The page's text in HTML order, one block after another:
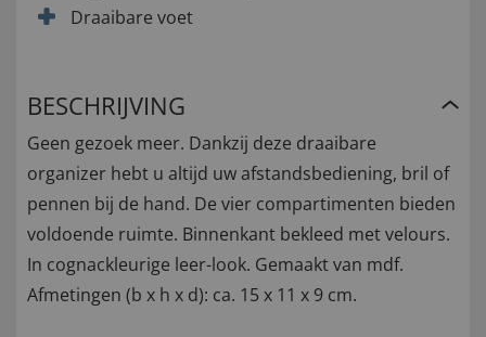
Draaibare voet
BESCHRIJVING
Geen gezoek meer. Dankzij deze draaibare
organizer hebt u altijd uw afstandsbediening, bril of
pennen bij de hand. De vier compartimenten bieden
voldoende ruimte. Binnenkant bekleed met velours.
In cognackleurige leer-look. Gemaakt van mdf.
Afmetingen (b x h x d): ca. 15 x 11 x 9 cm.